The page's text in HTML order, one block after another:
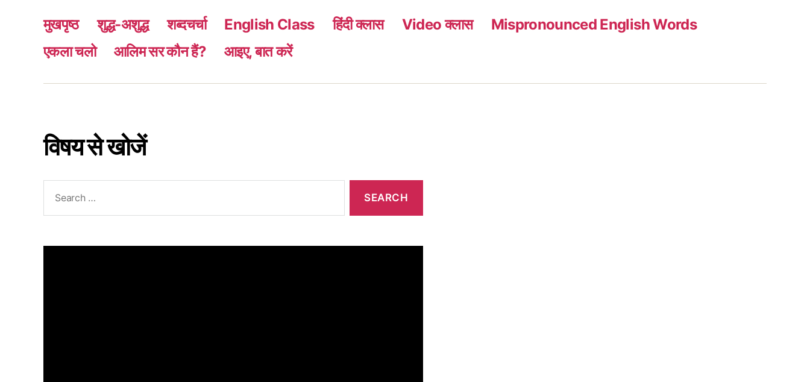
मुखपृष्ठ शुद्ध-अशुद्ध शब्दचर्चा English Class हिंदी क्लास Video क्लास
Mispronounced English Words
एकला चलो
आलिम सर कौन हैं? आइए, बात करें
विषय से खोजें
for: